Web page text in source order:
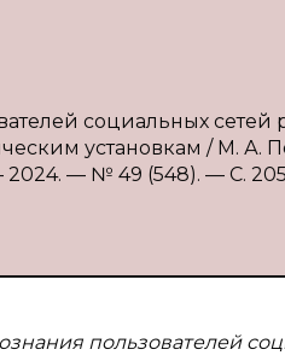
социальных сетей
установкам / М. А.
— № 49 (548). — С.
пользователей